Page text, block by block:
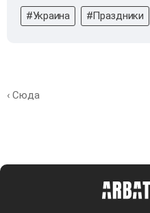
#Украина #Праздники
‹ Сюда